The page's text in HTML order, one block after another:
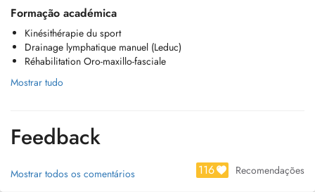
Formação académica
Kinésithérapie du sport
Drainage lymphatique manuel (Leduc)
Réhabilitation Oro-maxillo-fasciale
Mostrar tudo
Feedback
Mostrar todos os comentários 116 Recomendações